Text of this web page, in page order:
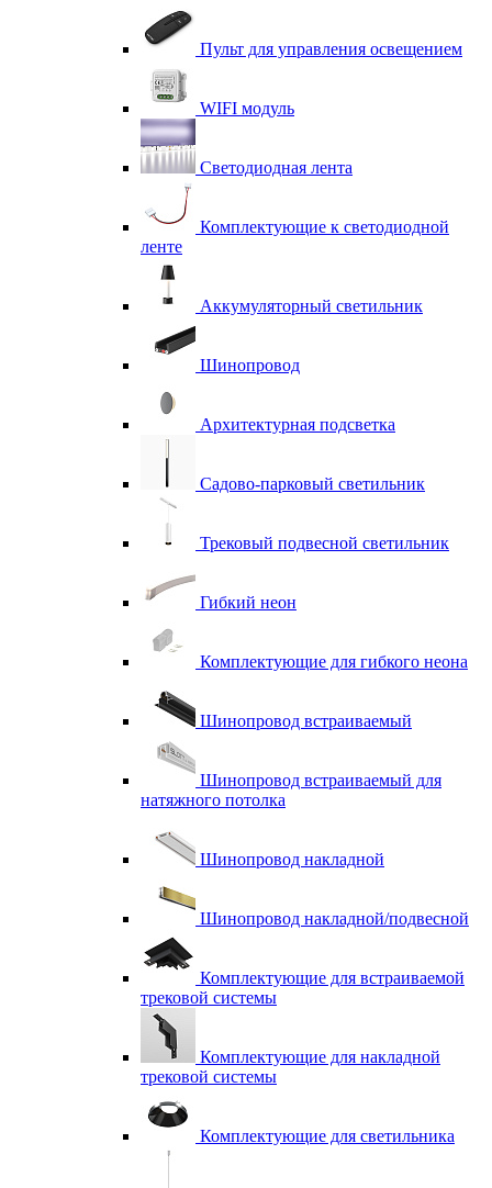
Пульт для управления освещением
WIFI модуль
Светодиодная лента
Комплектующие к светодиодной
ленте
Аккумуляторный светильник
Шинопровод
Архитектурная подсветка
Садово-парковый светильник
Трековый подвесной светильник
Гибкий неон
Комплектующие для гибкого неона
Шинопровод встраиваемый
Шинопровод встраиваемый для
натяжного потолка
Шинопровод накладной
Шинопровод накладной/подвесной
Комплектующие для встраиваемой
трековой системы
Комплектующие для накладной
трековой системы
Комплектующие для светильника